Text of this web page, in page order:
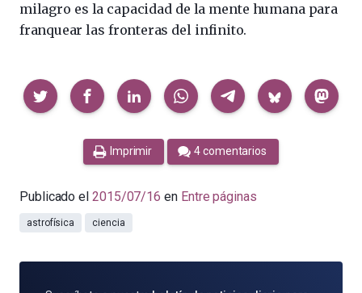
milagro es la capacidad de la mente humana para
franquear las fronteras del infinito.
Compartir
Imprimir 4 comentarios
Publicado el 2015/07/16 en Entre páginas
astrofísica ciencia